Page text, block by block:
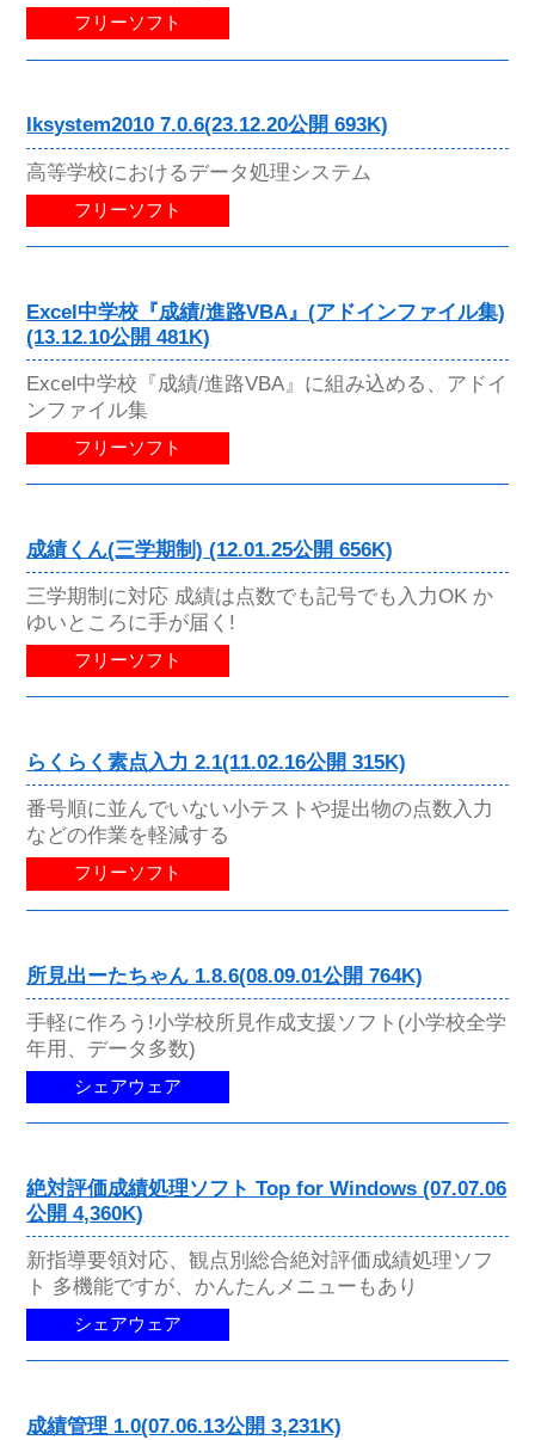
フリーソフト
Iksystem2010 7.0.6(23.12.20公開 693K)
高等学校におけるデータ処理システム
フリーソフト
Excel中学校『成績/進路VBA』(アドインファイル集)
(13.12.10公開 481K)
Excel中学校『成績/進路VBA』に組み込める、アドイ
ンファイル集
フリーソフト
成績くん(三学期制) (12.01.25公開 656K)
三学期制に対応 成績は点数でも記号でも入力OK か
ゆいところに手が届く!
フリーソフト
らくらく素点入力 2.1(11.02.16公開 315K)
番号順に並んでいない小テストや提出物の点数入力
などの作業を軽減する
フリーソフト
所見出ーたちゃん 1.8.6(08.09.01公開 764K)
手軽に作ろう!小学校所見作成支援ソフト(小学校全学
年用、データ多数)
シェアウェア
絶対評価成績処理ソフト Top for Windows (07.07.06
公開 4,360K)
新指導要領対応、観点別総合絶対評価成績処理ソフ
ト 多機能ですが、かんたんメニューもあり
シェアウェア
成績管理 1.0(07.06.13公開 3,231K)